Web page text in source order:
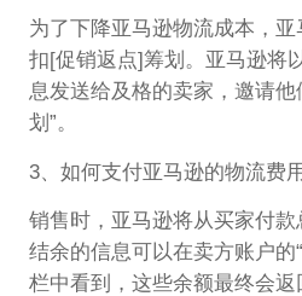
为了下降亚马逊物流成本，
扣[促销返点]筹划。亚马逊将
息发送给及格的卖家，邀请
划”。
3、如何支付亚马逊的物流费
销售时，亚马逊将从买家付款
结余的信息可以在卖方账户的
栏中看到，这些余额最终会返